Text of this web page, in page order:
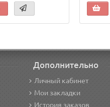
Дополнительно
Личный кабинет
Мои закладки
История заказов